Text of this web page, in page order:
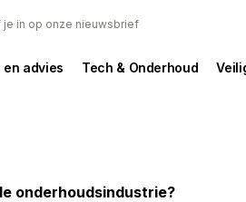
je in op onze nieuwsbrief
en advies Tech & Onderhoud
onderhoudsindustrie?